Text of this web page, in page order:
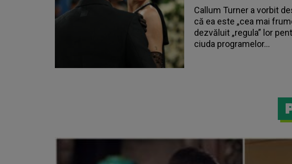
Callum Turner a vorbit
că ea este „cea mai
dezvăluit „regula” lor
ciuda programelor...